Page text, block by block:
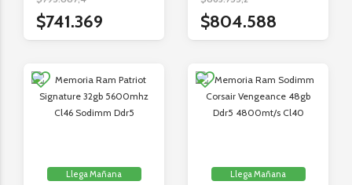
$741.369 $804.588
Llega Mañana Llega Mañana